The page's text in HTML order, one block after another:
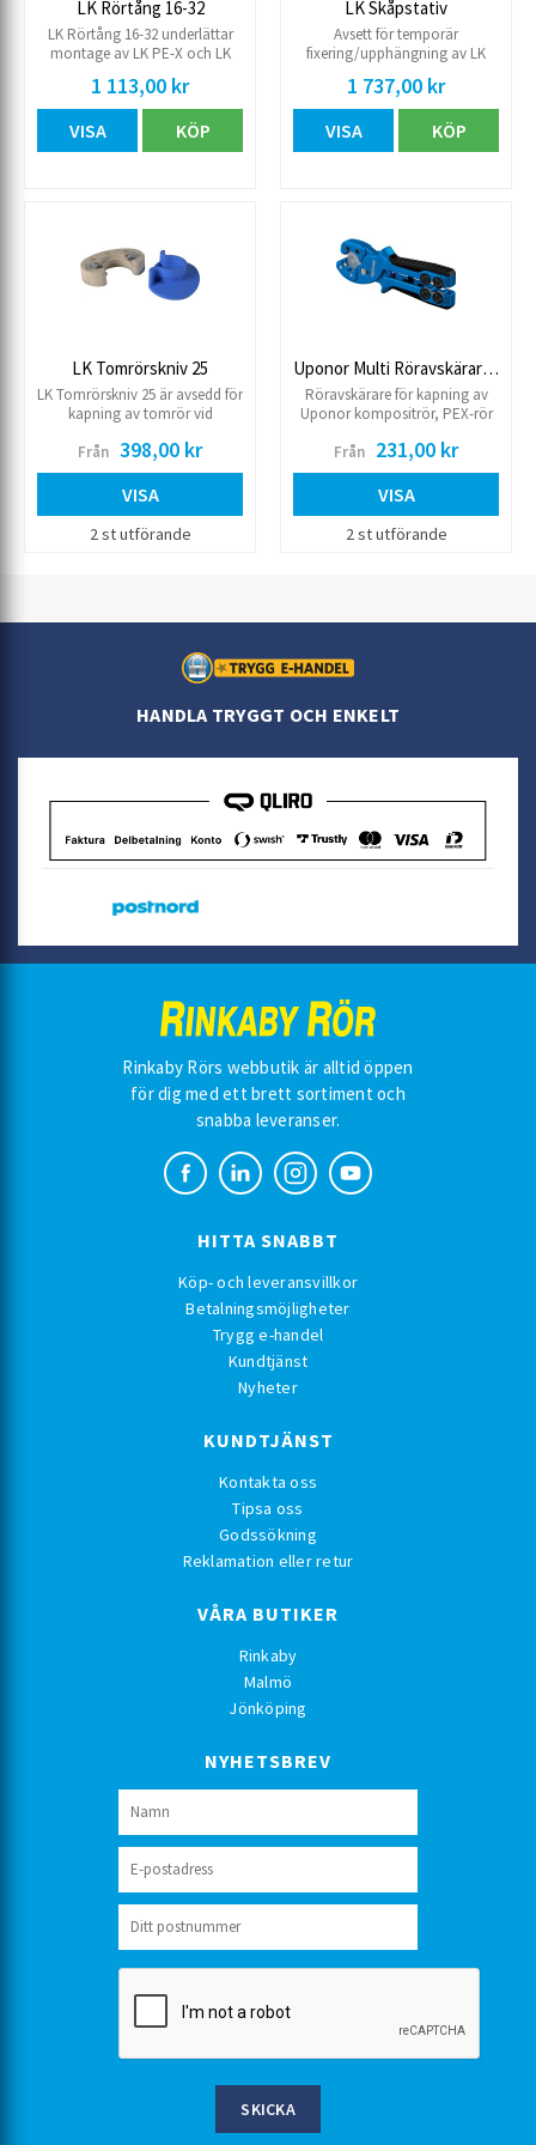
LK Rörtång 16-32
LK Rörtång 16-32 underlättar
montage av LK PE-X och LK
kopplingar, till exempel i trånga
utrymmen.
1 113,00 kr
VISA KÖP
LK Skåpstativ
Avsett för temporär
fixering/upphängning av LK
GV och LK Fördelarskåp UNI.
Stativet används vid montage
av golvvärme/tappvatten i
”platta på mark” när skåpet ska
bultar samt 2 st 300 mm
korrugerade rör.
1 737,00 kr
VISA KÖP
LK Tomrörskniv 25
LK Tomrörskniv 25 är avsedd för
kapning av tomrör vid
med rör-i-rör av PEX eller PAL.
Klarar c/c 40 mm
Från 398,00 kr
VISA
2 st utförande
Uponor Multi Röravskärare 12-25
Röravskärare för kapning av
Uponor kompositrör, PEX-rör
25 mm.
Från 231,00 kr
VISA
2 st utförande
HANDLA TRYGGT OCH ENKELT
Rinkaby Rörs webbutik är alltid öppen
för dig med ett brett sortiment och
snabba leveranser.
HITTA SNABBT
Köp- och leveransvillkor
Betalningsmöjligheter
Trygg e-handel
Kundtjänst
Nyheter
KUNDTJÄNST
Kontakta oss
Tipsa oss
Godssökning
Reklamation eller retur
VÅRA BUTIKER
Rinkaby
Malmö
Jönköping
NYHETSBREV
SKICKA